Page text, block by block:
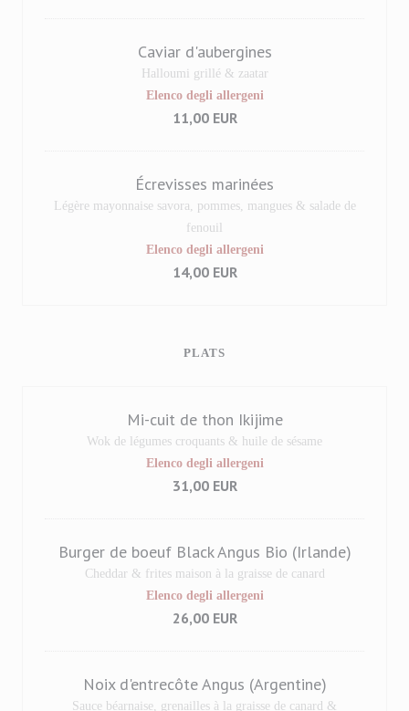
Caviar d'aubergines
Halloumi grillé & zaatar
Elenco degli allergeni
11,00 EUR
Écrevisses marinées
Légère mayonnaise savora, pommes, mangues & salade de
fenouil
Elenco degli allergeni
14,00 EUR
PLATS
Mi-cuit de thon Ikijime
Wok de légumes croquants & huile de sésame
Elenco degli allergeni
31,00 EUR
Burger de boeuf Black Angus Bio (Irlande)
Cheddar & frites maison à la graisse de canard
Elenco degli allergeni
26,00 EUR
Noix d'entrecôte Angus (Argentine)
Sauce béarnaise, grenailles à la graisse de canard &